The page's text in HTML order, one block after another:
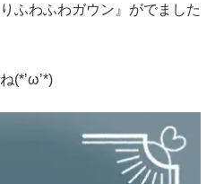
ふわふわガウン』がでました
(*’ω’*)